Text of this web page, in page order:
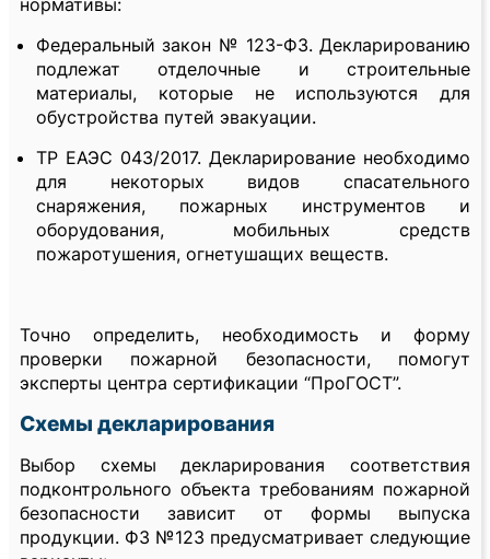
Федеральный закон № 123-ФЗ. Декларированию
подлежат отделочные и строительные
материалы, которые не используются для
обустройства путей эвакуации.
ТР ЕАЭС 043/2017. Декларирование необходимо
для некоторых видов спасательного
снаряжения, пожарных инструментов и
оборудования, мобильных средств
пожаротушения, огнетушащих веществ.
Точно определить, необходимость и форму
проверки пожарной безопасности, помогут
эксперты центра сертификации “ПроГОСТ”.
Схемы декларирования
Выбор схемы декларирования соответствия
подконтрольного объекта требованиям пожарной
безопасности зависит от формы выпуска
продукции. ФЗ №123 предусматривает следующие